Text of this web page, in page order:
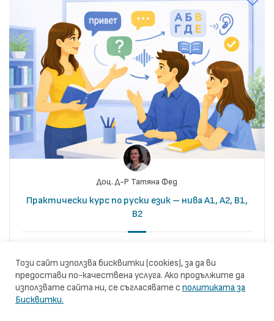
Доц. Д-Р Татяна Фед
Практически курс по руски език – нива А1, A2, B1,
B2
Цена за студенти: 230.00€
Този сайт използва бисквитки (cookies), за да ви
предостави по-качествена услуга. Ако продължите да
използвате сайта ни, се съгласявате с политиката за
Бисквитки.